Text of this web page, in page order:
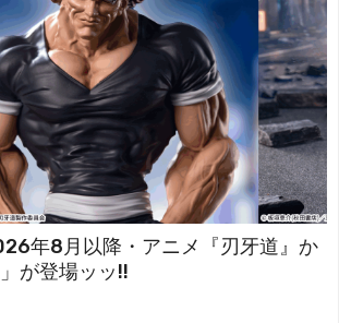
年8月以降・アニメ『刃牙道』か
が登場ッッ!!